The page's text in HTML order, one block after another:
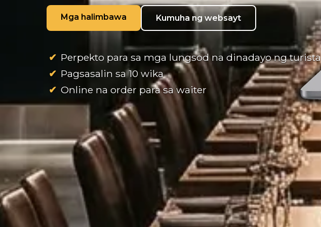
Mga halimbawa Kumuha ng websayt
Perpekto para sa mga lungsod na dinadayo ng turista
Pagsasalin sa 10 wika
Online na order para sa waiter